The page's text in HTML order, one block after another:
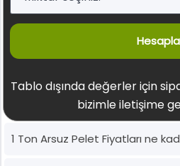
Hesapla
Tablo dışında değerler için
bizimle iletişime
1 Ton Arsuz Pelet Fiyatları ne